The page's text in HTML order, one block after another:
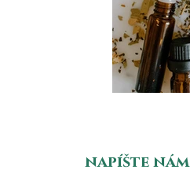
napíšte nám